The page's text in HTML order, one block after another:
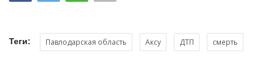
Теги: Павлодарская область Аксу ДТП смерть